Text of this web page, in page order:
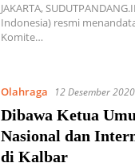
JAKARTA,
Indonesia) resmi
Komite…
Olahraga 12 Desember 2020
Dibawa Ketua
Nasional dan
di Kalbar